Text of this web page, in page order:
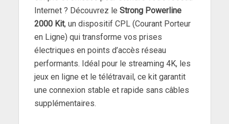
Internet ? Découvrez le Strong Powerline
2000 Kit, un dispositif CPL (Courant Porteur
en Ligne) qui transforme vos prises
électriques en points d’accès réseau
performants. Idéal pour le streaming 4K, les
jeux en ligne et le télétravail, ce kit garantit
une connexion stable et rapide sans câbles
supplémentaires.